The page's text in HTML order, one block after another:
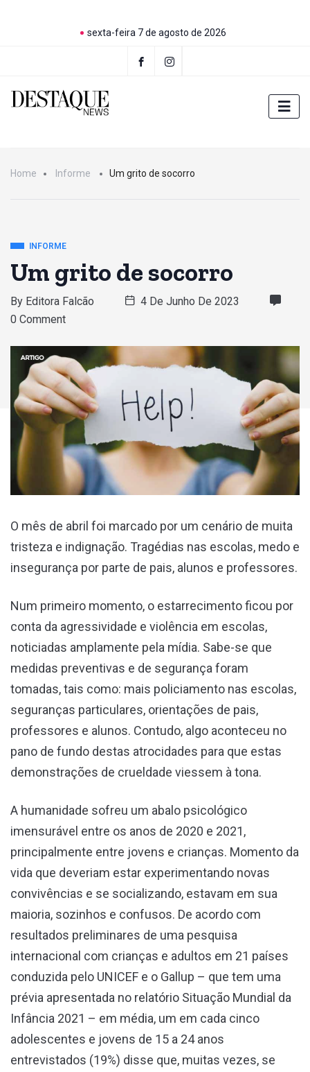
sexta-feira 7 de agosto de 2026
Home Informe Um grito de socorro
INFORME
Um grito de socorro
By Editora Falcão
4 De Junho De 2023
0 Comment
O mês de abril foi marcado por um cenário de muita
tristeza e indignação. Tragédias nas escolas, medo e
insegurança por parte de pais, alunos e professores.
Num primeiro momento, o estarrecimento ficou por
conta da agressividade e violência em escolas,
noticiadas amplamente pela mídia. Sabe-se que
medidas preventivas e de segurança foram
tomadas, tais como: mais policiamento nas escolas,
seguranças particulares, orientações de pais,
professores e alunos. Contudo, algo aconteceu no
pano de fundo destas atrocidades para que estas
demonstrações de crueldade viessem à tona.
A humanidade sofreu um abalo psicológico
imensurável entre os anos de 2020 e 2021,
principalmente entre jovens e crianças. Momento da
vida que deveriam estar experimentando novas
convivências e se socializando, estavam em sua
maioria, sozinhos e confusos. De acordo com
resultados preliminares de uma pesquisa
internacional com crianças e adultos em 21 países
conduzida pelo UNICEF e o Gallup – que tem uma
prévia apresentada no relatório Situação Mundial da
Infância 2021 – em média, um em cada cinco
adolescentes e jovens de 15 a 24 anos
entrevistados (19%) disse que, muitas vezes, se